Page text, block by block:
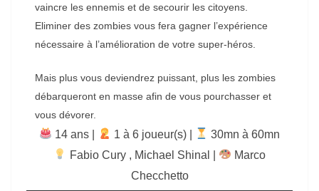
vaincre les ennemis et de secourir les citoyens.
Eliminer des zombies vous fera gagner l’expérience
nécessaire à l’amélioration de votre super-héros.
Mais plus vous deviendrez puissant, plus les zombies
débarqueront en masse afin de vous pourchasser et
vous dévorer.
14 ans | ‍ 1 à 6 joueur(s) |
30mn à 60mn
Fabio Cury , Michael Shinal
Marco
Checchetto